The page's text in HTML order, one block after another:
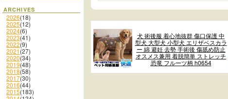
ARCHIVES
2026(18)
2025(12)
2024(6)
2023(41)
2022(9)
2021(27)
2020(34)
2019(48)
2018(58)
2017(30)
2016(44)
2015(183)
犬 術後服 着心地抜群 傷口保護 中
型犬 大型犬 小型犬 エリザベスカラ
ー 綿 避妊 去勢 手術後 傷舐め防止
オスメス兼用 着脱簡単 ストレッチ
恐竜 フルーツ柄 h0654